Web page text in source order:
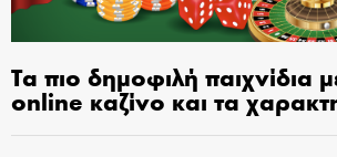
Τα πιο δημοφιλή παιχνίδια
online καζίνο και τα